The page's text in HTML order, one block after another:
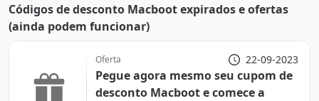
Códigos de desconto Macboot expirados e ofertas
(ainda podem funcionar)
Oferta 22-09-2023
Pegue agora mesmo seu cupom de
desconto Macboot e comece a